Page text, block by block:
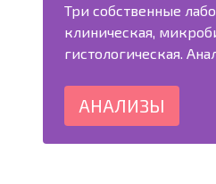
Три собственные
клиническая,
гистологическая.
АНАЛИЗЫ